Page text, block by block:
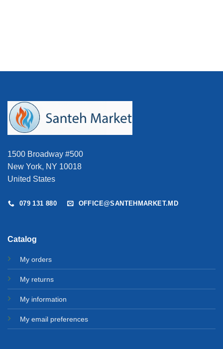
1500 Broadway #500
New York, NY 10018
United States
079 131 880 OFFICE@SANTEHMARKET.MD
Catalog
My orders
My returns
My information
My email preferences